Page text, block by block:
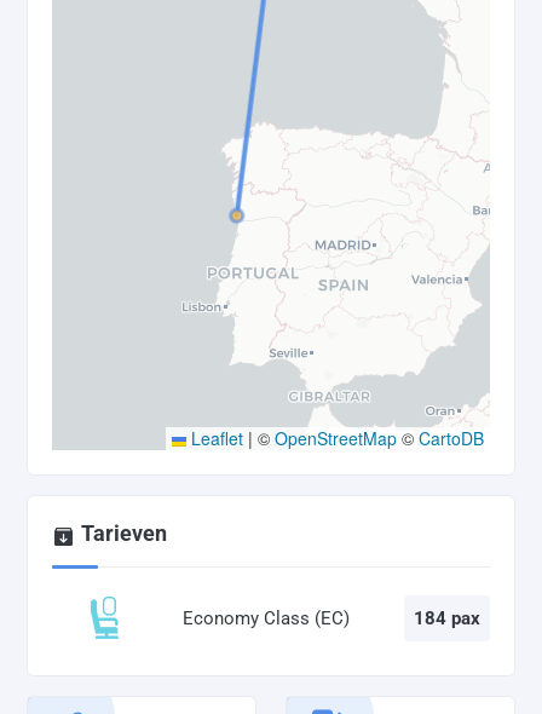
Leaflet | © OpenStreetMap © CartoDB
Tarieven
Economy Class (EC) 184 pax